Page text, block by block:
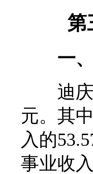
第
一、
迪庆州
元。其
入的
事业收